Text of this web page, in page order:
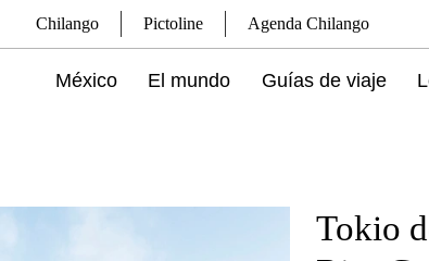
Chilango Pictoline Agenda Chilango
México El mundo Guías de viaje
Tokio